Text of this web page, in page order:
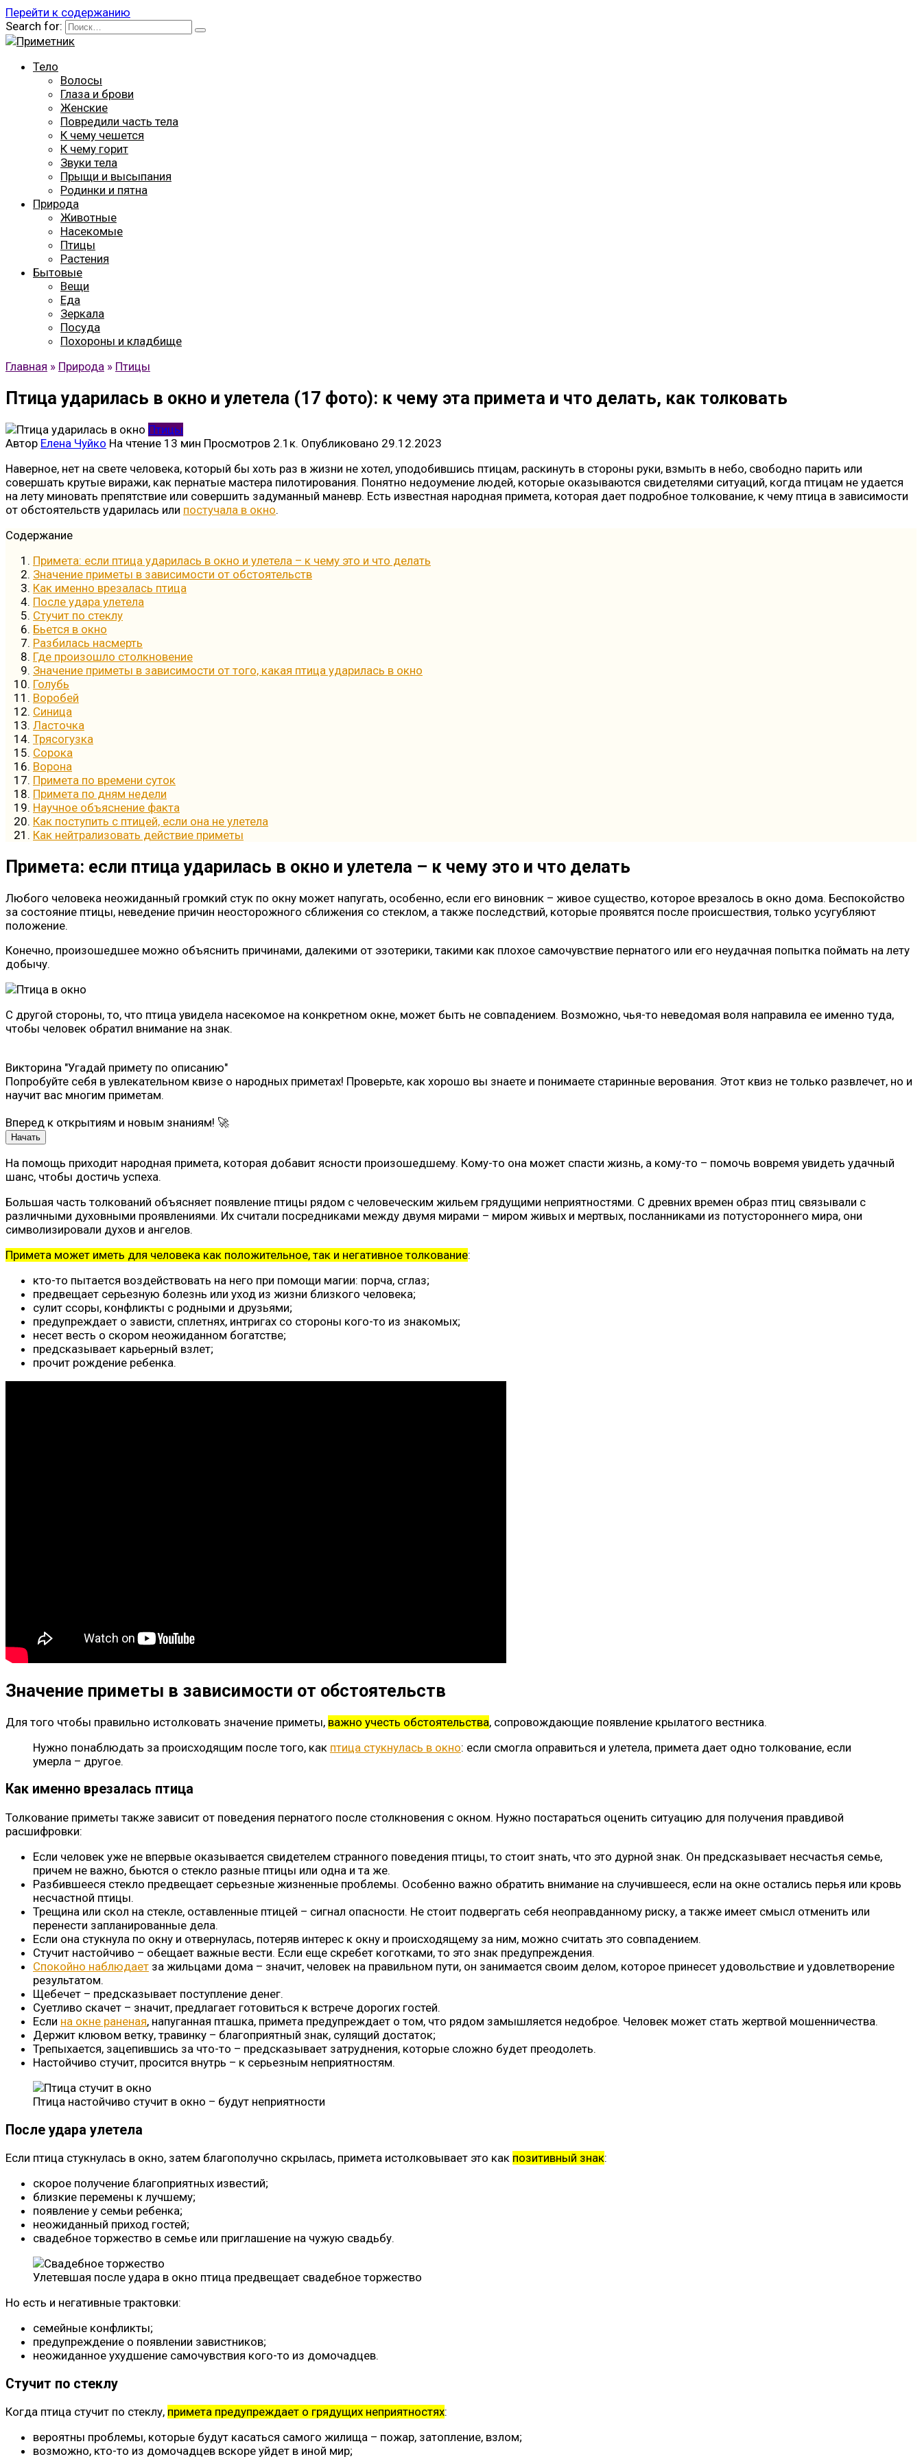
Перейти к содержанию
Search for:
Тело
Волосы
Глаза и брови
Женские
Повредили часть тела
К чему чешется
К чему горит
Звуки тела
Прыщи и высыпания
Родинки и пятна
Природа
Животные
Насекомые
Птицы
Растения
Бытовые
Вещи
Еда
Зеркала
Посуда
Похороны и кладбище
Главная » Природа » Птицы
Птица ударилась в окно и улетела (17 фото): к чему эта примета и что делать, как толковать
Птицы
Автор Елена Чуйко На чтение 13 мин Просмотров 2.1к. Опубликовано 29.12.2023
Наверное, нет на свете человека, который бы хоть раз в жизни не хотел, уподобившись птицам, раскинуть в стороны руки, взмыть в небо, свободно парить или
совершать крутые виражи, как пернатые мастера пилотирования. Понятно недоумение людей, которые оказываются свидетелями ситуаций, когда птицам не удается
на лету миновать препятствие или совершить задуманный маневр. Есть известная народная примета, которая дает подробное толкование, к чему птица в зависимости
от обстоятельств ударилась или постучала в окно.
Содержание
Примета: если птица ударилась в окно и улетела – к чему это и что делать
Значение приметы в зависимости от обстоятельств
Как именно врезалась птица
После удара улетела
Стучит по стеклу
Бьется в окно
Разбилась насмерть
Где произошло столкновение
Значение приметы в зависимости от того, какая птица ударилась в окно
Голубь
Воробей
Синица
Ласточка
Трясогузка
Сорока
Ворона
Примета по времени суток
Примета по дням недели
Научное объяснение факта
Как поступить с птицей, если она не улетела
Как нейтрализовать действие приметы
Примета: если птица ударилась в окно и улетела – к чему это и что делать
Любого человека неожиданный громкий стук по окну может напугать, особенно, если его виновник – живое существо, которое врезалось в окно дома. Беспокойство
за состояние птицы, неведение причин неосторожного сближения со стеклом, а также последствий, которые проявятся после происшествия, только усугубляют
положение.
Конечно, произошедшее можно объяснить причинами, далекими от эзотерики, такими как плохое самочувствие пернатого или его неудачная попытка поймать на лету
добычу.
С другой стороны, то, что птица увидела насекомое на конкретном окне, может быть не совпадением. Возможно, чья-то неведомая воля направила ее именно туда,
чтобы человек обратил внимание на знак.
Викторина "Угадай примету по описанию"
Попробуйте себя в увлекательном квизе о народных приметах! Проверьте, как хорошо вы знаете и понимаете старинные верования. Этот квиз не только развлечет, но и
научит вас многим приметам.
Вперед к открытиям и новым знаниям! 🚀
Начать
На помощь приходит народная примета, которая добавит ясности произошедшему. Кому-то она может спасти жизнь, а кому-то – помочь вовремя увидеть удачный
шанс, чтобы достичь успеха.
Большая часть толкований объясняет появление птицы рядом с человеческим жильем грядущими неприятностями. С древних времен образ птиц связывали с
различными духовными проявлениями. Их считали посредниками между двумя мирами – миром живых и мертвых, посланниками из потустороннего мира, они
символизировали духов и ангелов.
Примета может иметь для человека как положительное, так и негативное толкование:
кто-то пытается воздействовать на него при помощи магии: порча, сглаз;
предвещает серьезную болезнь или уход из жизни близкого человека;
сулит ссоры, конфликты с родными и друзьями;
предупреждает о зависти, сплетнях, интригах со стороны кого-то из знакомых;
несет весть о скором неожиданном богатстве;
предсказывает карьерный взлет;
прочит рождение ребенка.
Значение приметы в зависимости от обстоятельств
Для того чтобы правильно истолковать значение приметы, важно учесть обстоятельства, сопровождающие появление крылатого вестника.
Нужно понаблюдать за происходящим после того, как птица стукнулась в окно: если смогла оправиться и улетела, примета дает одно толкование, если
умерла – другое.
Как именно врезалась птица
Толкование приметы также зависит от поведения пернатого после столкновения с окном. Нужно постараться оценить ситуацию для получения правдивой
расшифровки:
Если человек уже не впервые оказывается свидетелем странного поведения птицы, то стоит знать, что это дурной знак. Он предсказывает несчастья семье,
причем не важно, бьются о стекло разные птицы или одна и та же.
Разбившееся стекло предвещает серьезные жизненные проблемы. Особенно важно обратить внимание на случившееся, если на окне остались перья или кровь
несчастной птицы.
Трещина или скол на стекле, оставленные птицей – сигнал опасности. Не стоит подвергать себя неоправданному риску, а также имеет смысл отменить или
перенести запланированные дела.
Если она стукнула по окну и отвернулась, потеряв интерес к окну и происходящему за ним, можно считать это совпадением.
Стучит настойчиво – обещает важные вести. Если еще скребет коготками, то это знак предупреждения.
Спокойно наблюдает за жильцами дома – значит, человек на правильном пути, он занимается своим делом, которое принесет удовольствие и удовлетворение
результатом.
Щебечет – предсказывает поступление денег.
Суетливо скачет – значит, предлагает готовиться к встрече дорогих гостей.
Если на окне раненая, напуганная пташка, примета предупреждает о том, что рядом замышляется недоброе. Человек может стать жертвой мошенничества.
Держит клювом ветку, травинку – благоприятный знак, сулящий достаток;
Трепыхается, зацепившись за что-то – предсказывает затруднения, которые сложно будет преодолеть.
Настойчиво стучит, просится внутрь – к серьезным неприятностям.
Птица настойчиво стучит в окно – будут неприятности
После удара улетела
Если птица стукнулась в окно, затем благополучно скрылась, примета истолковывает это как позитивный знак:
скорое получение благоприятных известий;
близкие перемены к лучшему;
появление у семьи ребенка;
неожиданный приход гостей;
свадебное торжество в семье или приглашение на чужую свадьбу.
Улетевшая после удара в окно птица предвещает свадебное торжество
Но есть и негативные трактовки:
семейные конфликты;
предупреждение о появлении завистников;
неожиданное ухудшение самочувствия кого-то из домочадцев.
Стучит по стеклу
Когда птица стучит по стеклу, примета предупреждает о грядущих неприятностях:
вероятны проблемы, которые будут касаться самого жилища – пожар, затопление, взлом;
возможно, кто-то из домочадцев вскоре уйдет в иной мир;